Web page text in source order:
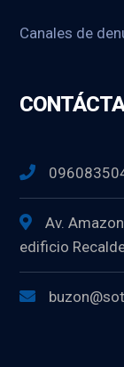
Canales de
Av.
edificio